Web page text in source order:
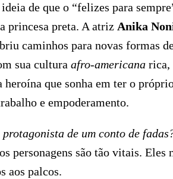
de que o “felizes para
princesa preta. A atriz Anika
caminhos para novas formas
sua cultura afro-americana rica,
que sonha em ter o
e empoderamento.
de um conto de
personagens são tão vitais. Eles
aos palcos.